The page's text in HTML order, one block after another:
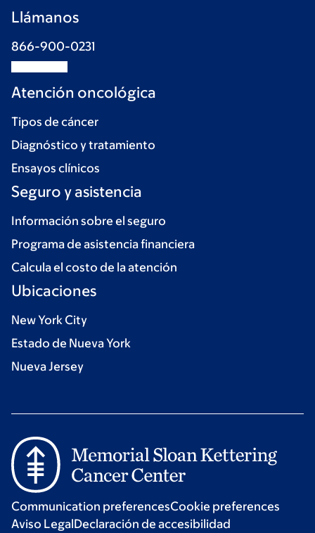
Llámanos
866-900-0231
Atención oncológica
Tipos de cáncer
Diagnóstico y tratamiento
Ensayos clínicos
Seguro y asistencia
Información sobre el seguro
Programa de asistencia financiera
Calcula el costo de la atención
Ubicaciones
New York City
Estado de Nueva York
Nueva Jersey
Communication preferencesCookie preferences
Aviso LegalDeclaración de accesibilidad